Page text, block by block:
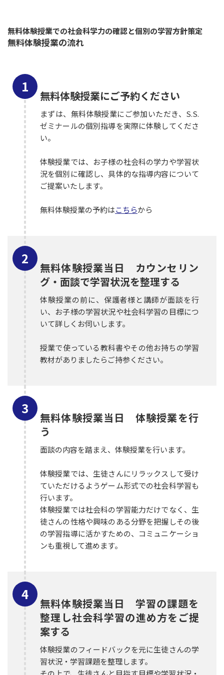
無料体験授業での社会科学力の確認と個別の学習方針策定
無料体験授業の流れ
無料体験授業にご予約ください
まずは、無料体験授業にご参加いただき、S.S.
ゼミナールの個別指導を実際に体験してくださ
い。
体験授業では、お子様の社会科の学力や学習状
況を個別に確認し、具体的な指導内容について
ご提案いたします。
無料体験授業の予約はこちらから
無料体験授業当日 カウンセリン
グ・面談で学習状況を整理する
体験授業の前に、保護者様と講師が面談を行
い、お子様の学習状況や社会科学習の目標につ
いて詳しくお伺いします。
授業で使っている教科書やその他お持ちの学習
教材がありましたらご持参ください。
無料体験授業当日 体験授業を行
う
面談の内容を踏まえ、体験授業を行います。
体験授業では、生徒さんにリラックスして受け
ていただけるようゲーム形式での社会科学習も
行います。
体験授業では社会科の学習能力だけでなく、生
徒さんの性格や興味のある分野を把握しその後
の学習指導に活かすための、コミュニケーショ
ンも重視して進めます。
無料体験授業当日 学習の課題を
整理し社会科学習の進め方をご提
案する
体験授業のフィードバックを元に生徒さんの学
習状況・学習課題を整理します。